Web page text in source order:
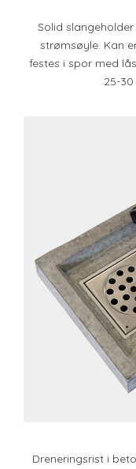
Solid
strømsøyle. Kan
festes i spor med
25-
Dreneringsrist i